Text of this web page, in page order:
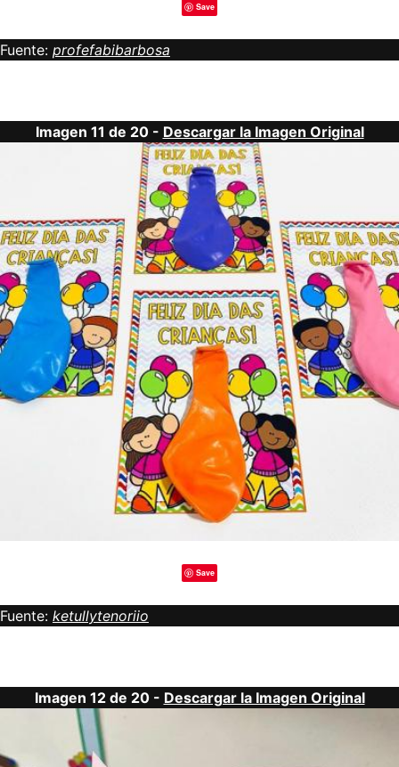
Save
Fuente: profefabibarbosa
Imagen 11 de 20 - Descargar la Imagen Original
Save
Fuente: ketullytenoriio
Imagen 12 de 20 - Descargar la Imagen Original